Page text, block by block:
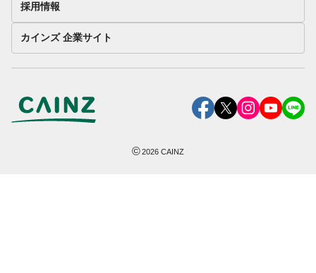
採用情報
カインズ 企業サイト
©2026 CAINZ